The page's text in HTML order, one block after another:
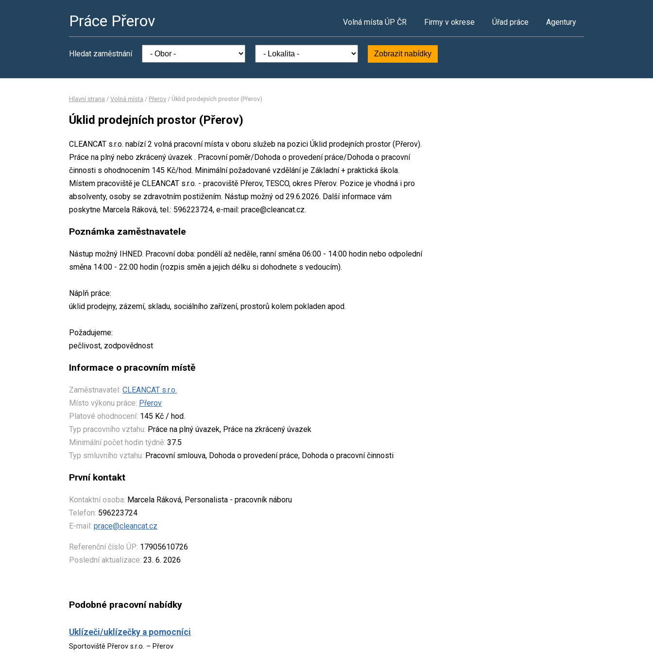
Práce Přerov Volná místa ÚP ČR Firmy v okrese Úřad práce Agentury
Hledat zaměstnání Zobrazit nabídky
Hlavní strana / Volná místa / Přerov / Úklid prodejních prostor (Přerov)
Úklid prodejních prostor (Přerov)
CLEANCAT s.r.o. nabízí 2 volná pracovní místa v oboru služeb na pozici Úklid prodejních prostor (Přerov).
Práce na plný nebo zkrácený úvazek . Pracovní poměr/Dohoda o provedení práce/Dohoda o pracovní
činnosti s ohodnocením 145 Kč/hod. Minimální požadované vzdělání je Základní + praktická škola.
Místem pracoviště je CLEANCAT s.r.o. - pracoviště Přerov, TESCO, okres Přerov. Pozice je vhodná i pro
absolventy, osoby se zdravotním postižením. Nástup možný od 29.6.2026. Další informace vám
poskytne Marcela Ráková, tel.: 596223724, e-mail: prace@cleancat.cz.
Poznámka zaměstnavatele
Nástup možný IHNED. Pracovní doba: pondělí až neděle, ranní směna 06:00 - 14:00 hodin nebo odpolední
směna 14:00 - 22:00 hodin (rozpis směn a jejich délku si dohodnete s vedoucím).
Náplň práce:
úklid prodejny, zázemí, skladu, sociálního zařízení, prostorů kolem pokladen apod.
Požadujeme:
pečlivost, zodpovědnost
Informace o pracovním místě
Zaměstnavatel: CLEANCAT s.r.o.
Místo výkonu práce: Přerov
Platové ohodnocení: 145 Kč / hod.
Typ pracovního vztahu: Práce na plný úvazek, Práce na zkrácený úvazek
Minimální počet hodin týdně: 37.5
Typ smluvního vztahu: Pracovní smlouva, Dohoda o provedení práce, Dohoda o pracovní činnosti
První kontakt
Kontaktní osoba: Marcela Ráková, Personalista - pracovník náboru
Telefon: 596223724
E-mail: prace@cleancat.cz
Referenční číslo ÚP: 17905610726
Poslední aktualizace: 23. 6. 2026
Podobné pracovní nabídky
Uklízeči/uklízečky a pomocníci
Sportoviště Přerov s.r.o. – Přerov